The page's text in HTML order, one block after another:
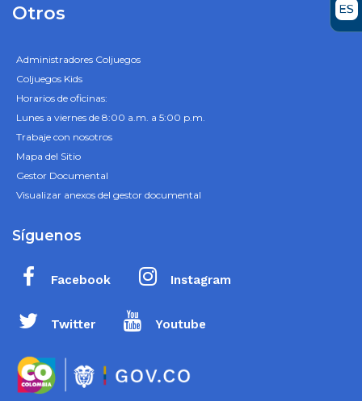
Otros
Administradores Coljuegos
Coljuegos Kids
Horarios de oficinas:
Lunes a viernes de 8:00 a.m. a 5:00 p.m.
Trabaje con nosotros
Mapa del Sitio
Gestor Documental
Visualizar anexos del gestor documental
Síguenos
Facebook Instagram
Twitter Youtube